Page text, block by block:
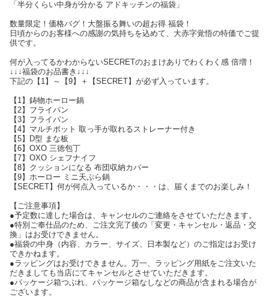
「半分くらい中身が分かる アドキッチンの福袋」
数量限定！価格バグ！大盤振る舞いの超お得 福袋！
日頃からのお客様への感謝の気持ちを込めて、大赤字覚悟の特価でご提
供です。
何が入ってるかわからないSECRETのおまけありでわくわく感 倍増！
↓↓↓福袋のお品書き↓↓↓
下記の【1】～【9】＋【SECRET】が必ず入っています。
【1】鋳物ホーロー鍋
【2】フライパン
【3】フライパン
【4】マルチポット 取っ手が取れるストレーナー付き
【5】D型 まな板
【6】OXO 三徳包丁
【7】OXO シェフナイフ
【8】クッションになる 布団収納カバー
【9】ホーロー ミニ天ぷら鍋
【SECRET】何が何点入っているか・・・は、届くまでのお楽しみ！
【ご注意事項】
●予定数に達した場合は、キャンセルのご連絡をさせていただきます。
●特別ご奉仕品のため、ご注文完了後の「変更・キャンセル・返品・交
換」はお受けできません。
●福袋の中身（内容、カラー、サイズ、日本製など）のご指定はお受け
できかねます。
●ラッピングはお受けできません。万一、ラッピング用紙をご注文いた
だきましても当店にてキャンセルとさせていただきます。
●パッケージ箱つぶれ、パッケージ箱なしなどの商品が含まれる場合が
ございます。